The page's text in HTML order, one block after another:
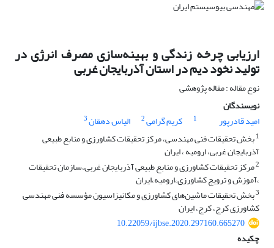
ارزیابی چرخه زندگی و بهینه‌سازی مصرف انرژی در
تولید نخود دیم در استان آذربایجان غربی
نوع مقاله : مقاله پژوهشی
نویسندگان
امید قادرپور
1 کریم گرامی2 الیاس دهقان3
1بخش تحقیقات فنی مهندسی، مرکز تحقیقات کشاورزی و منابع طبیعی
آذربایجان غربی، ارومیه ، ایران
2مرکز تحقیقات کشاورزی و منابع طبیعی آذربایجان غربی،سازمان تحقیقات
،آموزش و ترویج کشاورزی،ارومیه،ایران
3بخش تحقیقات ماشین‌های کشاورزی و مکانیزاسیون مؤسسه فنی مهندسی
کشاورزی کرج، کرج، ایران
10.22059/ijbse.2020.297160.665270
چکیده